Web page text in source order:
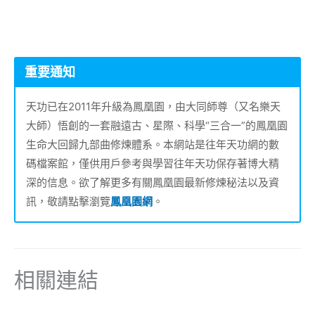
重要通知
天功已在2011年升級為鳳凰園，由大同師尊（又名樂天
大師）悟創的一套融遠古、星際、科學“三合一”的鳳凰園
生命大回歸九部曲修煉體系。本網站是往年天功網的數
碼檔案館，僅供用戶參考與學習往年天功保存著博大精
深的信息。欲了解更多有關鳳凰園最新修煉秘法以及資
訊，敬請點擊瀏覽鳳凰園網 。
相關連結